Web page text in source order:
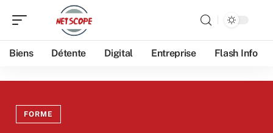
Biens Détente Digital Entreprise Flash Info
FORME